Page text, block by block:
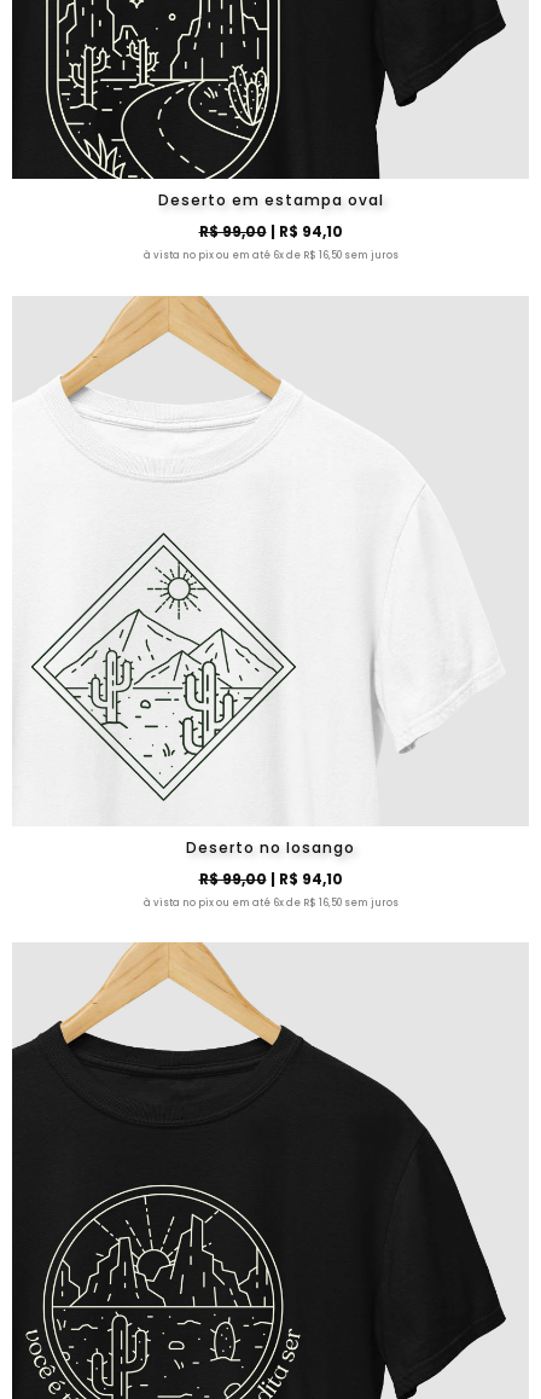
Deserto em estampa oval
R$ 99,00| R$ 94,10
à vista no pix ou em até 6x de R$ 16,50 sem juros
Deserto no losango
R$ 99,00| R$ 94,10
à vista no pix ou em até 6x de R$ 16,50 sem juros